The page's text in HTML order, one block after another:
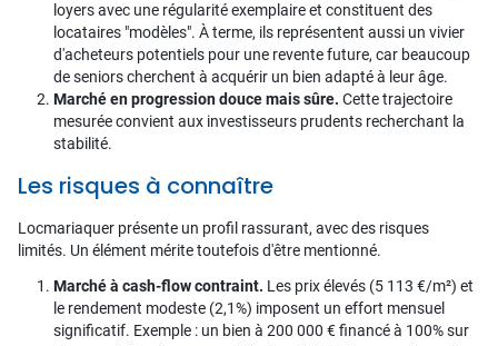
loyers avec une régularité exemplaire et constituent des
locataires "modèles". À terme, ils représentent aussi un vivier
d'acheteurs potentiels pour une revente future, car beaucoup
de seniors cherchent à acquérir un bien adapté à leur âge.
Marché en progression douce mais sûre. Cette trajectoire
mesurée convient aux investisseurs prudents recherchant la
stabilité.
Les risques à connaître
Locmariaquer présente un profil rassurant, avec des risques
limités. Un élément mérite toutefois d'être mentionné.
Marché à cash-flow contraint. Les prix élevés (5 113 €/m²) et
le rendement modeste (2,1%) imposent un effort mensuel
significatif. Exemple : un bien à 200 000 € financé à 100% sur